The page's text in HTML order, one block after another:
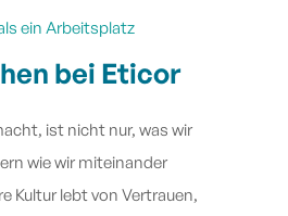
ein Arbeitsplatz
bei Eticor
ist nicht nur, was wir
wie wir miteinander
Kultur lebt von Vertrauen,